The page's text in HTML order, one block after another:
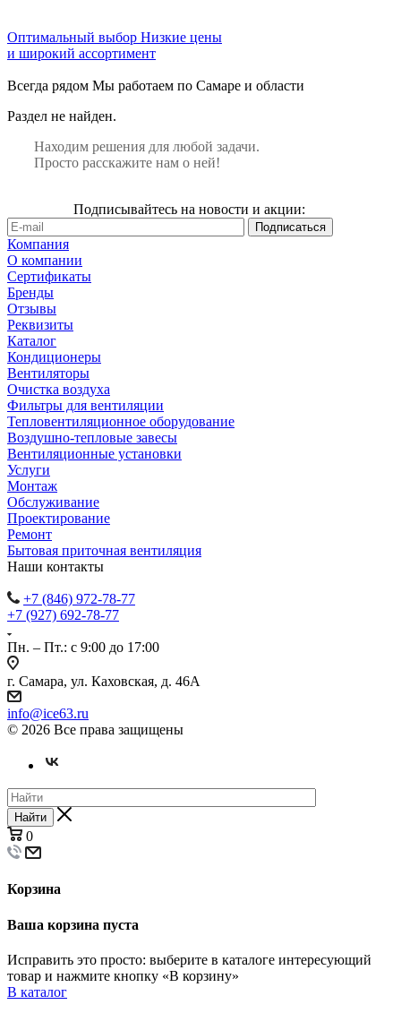
Оптимальный выбор Низкие цены
и широкий ассортимент
Всегда рядом Мы работаем по Самаре и области
Раздел не найден.
Находим решения для любой задачи.
Просто расскажите нам о ней!
Подписывайтесь на новости и акции:
Компания
О компании
Сертификаты
Бренды
Отзывы
Реквизиты
Каталог
Кондиционеры
Вентиляторы
Очистка воздуха
Фильтры для вентиляции
Тепловентиляционное оборудование
Воздушно-тепловые завесы
Вентиляционные установки
Услуги
Монтаж
Обслуживание
Проектирование
Ремонт
Бытовая приточная вентиляция
Наши контакты
+7 (846) 972-78-77
+7 (927) 692-78-77
Пн. – Пт.: с 9:00 до 17:00
г. Самара, ул. Каховская, д. 46А
info@ice63.ru
© 2026 Все права защищены
Найти
0
Корзина
Ваша корзина пуста
Исправить это просто: выберите в каталоге интересующий
товар и нажмите кнопку «В корзину»
В каталог